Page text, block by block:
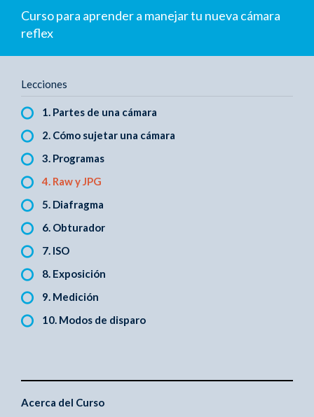
Curso para aprender a manejar tu nueva cámara
reflex
Lecciones
1. Partes de una cámara
2. Cómo sujetar una cámara
3. Programas
4. Raw y JPG
5. Diafragma
6. Obturador
7. ISO
8. Exposición
9. Medición
10. Modos de disparo
Acerca del Curso